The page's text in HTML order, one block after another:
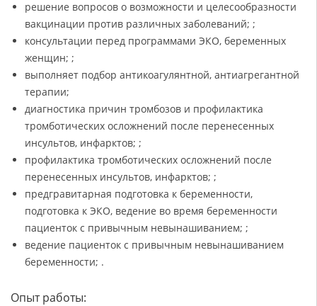
решение вопросов о возможности и целесообразности
вакцинации против различных заболеваний; ;
консультации перед программами ЭКО, беременных
женщин; ;
выполняет подбор антикоагулянтной, антиагрегантной
терапии;
диагностика причин тромбозов и профилактика
тромботических осложнений после перенесенных
инсультов, инфарктов; ;
профилактика тромботических осложнений после
перенесенных инсультов, инфарктов; ;
предгравитарная подготовка к беременности,
подготовка к ЭКО, ведение во время беременности
пациенток с привычным невынашиванием; ;
ведение пациенток с привычным невынашиванием
беременности; .
Опыт работы: